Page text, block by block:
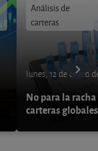
Análisis de
carteras
lunes, 12 de enero
No para la
carteras globales